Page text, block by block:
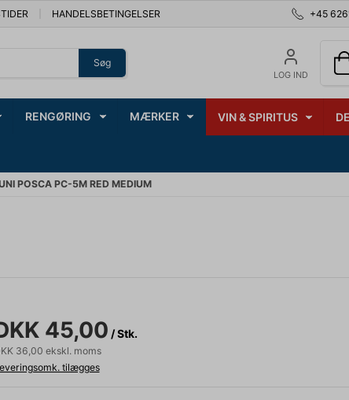
HANDELSBETINGELSER +45
Søg
LOG IND
RENGØRING MÆRKER VIN & SPIRITUS
POSCA PC-5M RED MEDIUM
45,00 / Stk.
36,00 ekskl. moms
tilægges